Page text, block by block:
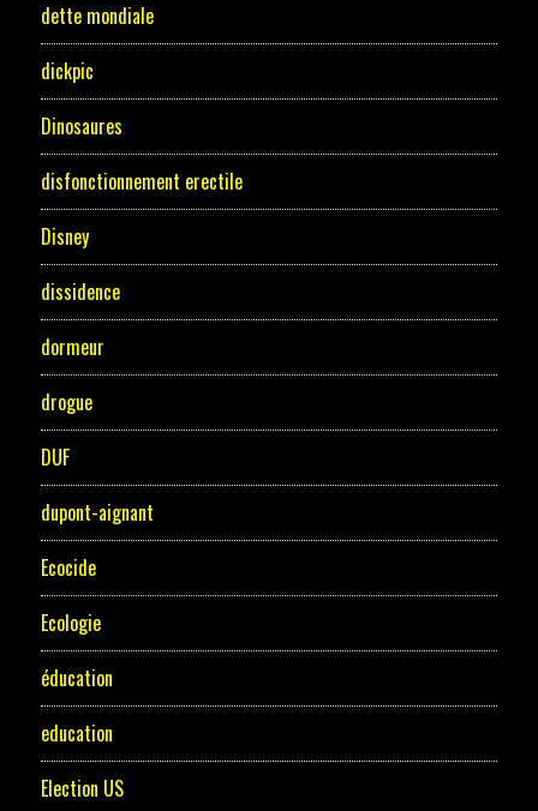
dette mondiale
dickpic
Dinosaures
disfonctionnement erectile
Disney
dissidence
dormeur
drogue
DUF
dupont-aignant
Ecocide
Ecologie
éducation
education
Election US